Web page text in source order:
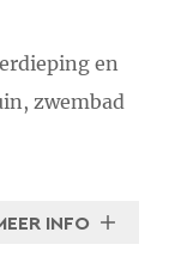
en
zwembad
INFO